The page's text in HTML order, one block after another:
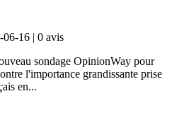
06-16 | 0 avis
sondage OpinionWay pour
l'importance grandissante prise
en...